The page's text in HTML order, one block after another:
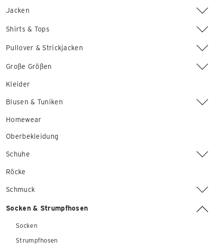
Jacken
Shirts & Tops
Pullover & Strickjacken
Große Größen
Kleider
Blusen & Tuniken
Homewear
Oberbekleidung
Schuhe
Röcke
Schmuck
Socken & Strumpfhosen
Socken
Strumpfhosen